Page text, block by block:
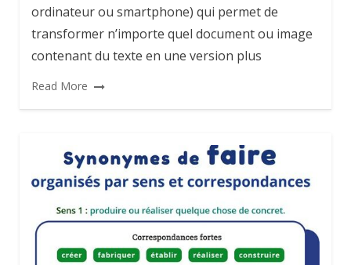
ordinateur ou smartphone) qui permet de
transformer n’importe quel document ou image
contenant du texte en une version plus
Read More